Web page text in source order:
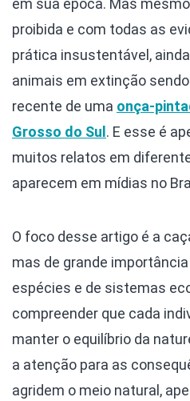
em sua época. Mas
proibida e com todas as
prática insustentável,
animais em extinção
recente de uma onça-
Grosso do Sul . E esse é
muitos relatos em
aparecem em mídias no
O foco desse artigo é a
mas de grande
espécies e de sistemas
compreender que cada
manter o equilíbrio da
a atenção para as
agridem o meio natural,